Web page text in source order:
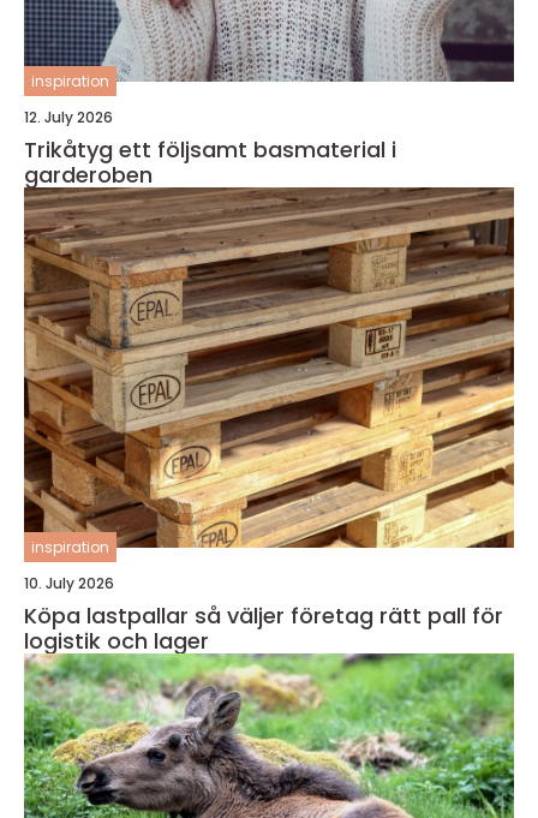
inspiration
12. July 2026
Trikåtyg ett följsamt basmaterial i
garderoben
inspiration
10. July 2026
Köpa lastpallar så väljer företag rätt pall för
logistik och lager